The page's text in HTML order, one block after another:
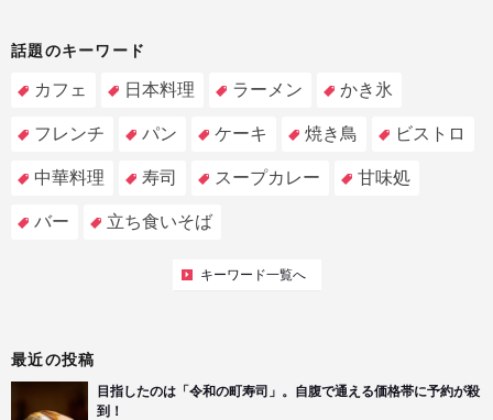
話題のキーワード
カフェ 日本料理 ラーメン かき氷
フレンチ パン ケーキ 焼き鳥 ビストロ
中華料理 寿司 スープカレー 甘味処
バー 立ち食いそば
キーワード一覧へ
最近の投稿
目指したのは「令和の町寿司」。自腹で通える価格帯に予約が殺
到！